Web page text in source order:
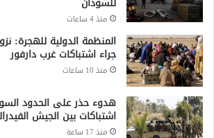
منذ 4 ساعات
جراء اشتباكات غرب دارفور
منذ 10 ساعات
هدوء حذر على الحدود
اشتباكات بين الجيش
منذ 17 ساعة